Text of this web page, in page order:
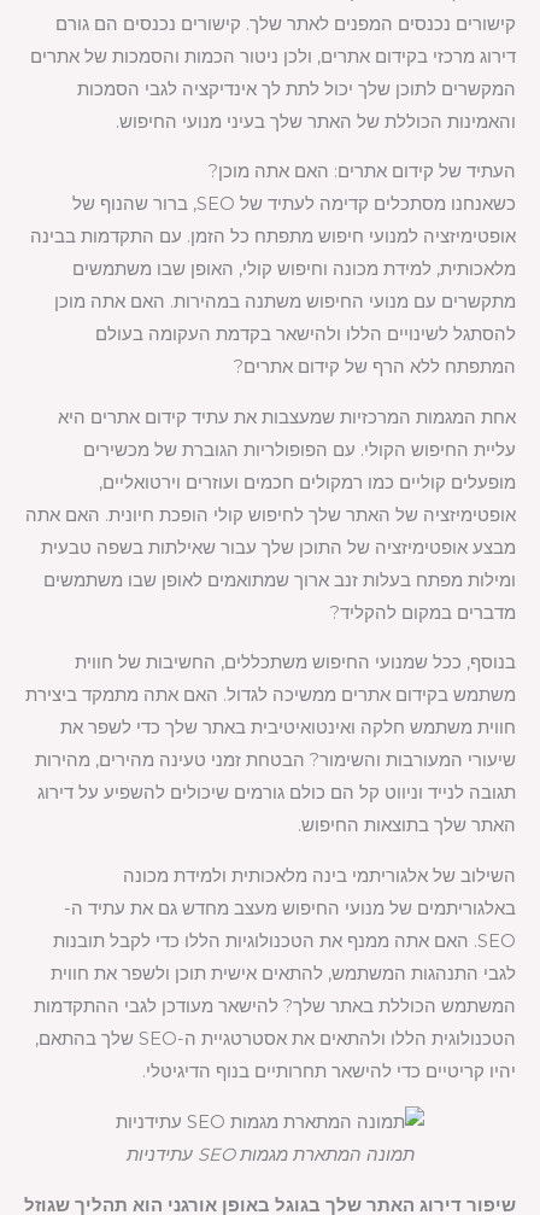
קישורים נכנסים המפנים לאתר שלך. קישורים נכנסים הם גורם
דירוג מרכזי בקידום אתרים, ולכן ניטור הכמות והסמכות של אתרים
המקשרים לתוכן שלך יכול לתת לך אינדיקציה לגבי הסמכות
והאמינות הכוללת של האתר שלך בעיני מנועי החיפוש.
העתיד של קידום אתרים: האם אתה מוכן?
כשאנחנו מסתכלים קדימה לעתיד של SEO, ברור שהנוף של
אופטימיזציה למנועי חיפוש מתפתח כל הזמן. עם התקדמות בבינה
מלאכותית, למידת מכונה וחיפוש קולי, האופן שבו משתמשים
מתקשרים עם מנועי החיפוש משתנה במהירות. האם אתה מוכן
להסתגל לשינויים הללו ולהישאר בקדמת העקומה בעולם
המתפתח ללא הרף של קידום אתרים?
אחת המגמות המרכזיות שמעצבות את עתיד קידום אתרים היא
עליית החיפוש הקולי. עם הפופולריות הגוברת של מכשירים
מופעלים קוליים כמו רמקולים חכמים ועוזרים וירטואליים,
אופטימיזציה של האתר שלך לחיפוש קולי הופכת חיונית. האם אתה
מבצע אופטימיזציה של התוכן שלך עבור שאילתות בשפה טבעית
ומילות מפתח בעלות זנב ארוך שמתואמים לאופן שבו משתמשים
מדברים במקום להקליד?
בנוסף, ככל שמנועי החיפוש משתכללים, החשיבות של חווית
משתמש בקידום אתרים ממשיכה לגדול. האם אתה מתמקד ביצירת
חווית משתמש חלקה ואינטואיטיבית באתר שלך כדי לשפר את
שיעורי המעורבות והשימור? הבטחת זמני טעינה מהירים, מהירות
תגובה לנייד וניווט קל הם כולם גורמים שיכולים להשפיע על דירוג
האתר שלך בתוצאות החיפוש.
השילוב של אלגוריתמי בינה מלאכותית ולמידת מכונה
באלגוריתמים של מנועי החיפוש מעצב מחדש גם את עתיד ה-
SEO. האם אתה ממנף את הטכנולוגיות הללו כדי לקבל תובנות
לגבי התנהגות המשתמש, להתאים אישית תוכן ולשפר את חווית
המשתמש הכוללת באתר שלך? להישאר מעודכן לגבי ההתקדמות
הטכנולוגית הללו ולהתאים את אסטרטגיית ה-SEO שלך בהתאם,
יהיו קריטיים כדי להישאר תחרותיים בנוף הדיגיטלי.
תמונה המתארת מגמות SEO עתידניות
שיפור דירוג האתר שלך בגוגל באופן אורגני הוא תהליך שגוזל